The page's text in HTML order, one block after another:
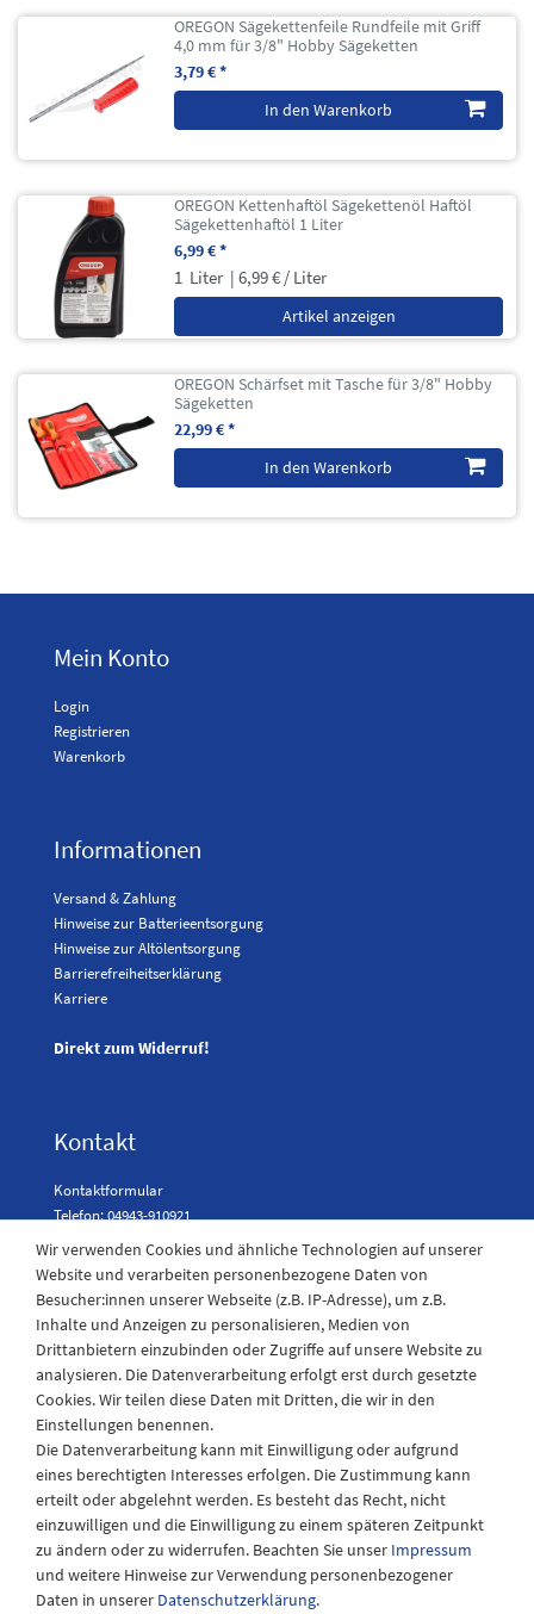
OREGON Sägekettenfeile Rundfeile mit Griff
4,0 mm für 3/8" Hobby Sägeketten
3,79 € *
In den Warenkorb
OREGON Kettenhaftöl Sägekettenöl Haftöl
Sägekettenhaftöl 1 Liter
6,99 € *
1 Liter | 6,99 € / Liter
Artikel anzeigen
OREGON Schärfset mit Tasche für 3/8" Hobby
Sägeketten
22,99 € *
In den Warenkorb
Mein Konto
Login
Registrieren
Warenkorb
Informationen
Versand & Zahlung
Hinweise zur Batterieentsorgung
Hinweise zur Altölentsorgung
Barrierefreiheitserklärung
Karriere
Direkt zum Widerruf!
Kontakt
Kontaktformular
Telefon: 04943-910921
Laden Öffnungszeiten
Montag - Freitag
08:30 - 12:30 und 13.00 - 17.30 Uhr
Samstags
08:30 bis 12:30 Uhr
Wir verwenden Cookies und ähnliche Technologien auf unserer
Website und verarbeiten personenbezogene Daten von
Besucher:innen unserer Webseite (z.B. IP-Adresse), um z.B.
Inhalte und Anzeigen zu personalisieren, Medien von
Drittanbietern einzubinden oder Zugriffe auf unsere Website zu
analysieren. Die Datenverarbeitung erfolgt erst durch gesetzte
Cookies. Wir teilen diese Daten mit Dritten, die wir in den
Einstellungen benennen.
Die Datenverarbeitung kann mit Einwilligung oder aufgrund
eines berechtigten Interesses erfolgen. Die Zustimmung kann
erteilt oder abgelehnt werden. Es besteht das Recht, nicht
einzuwilligen und die Einwilligung zu einem späteren Zeitpunkt
zu ändern oder zu widerrufen. Beachten Sie unser Impressum
und weitere Hinweise zur Verwendung personenbezogener
Daten in unserer Daten­schutz­erklärung.